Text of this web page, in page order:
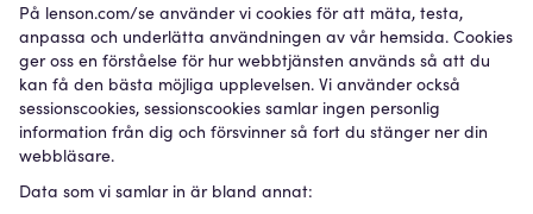
På lenson.com/se använder vi cookies för att mäta, testa,
anpassa och underlätta användningen av vår hemsida. Cookies
ger oss en förståelse för hur webbtjänsten används så att du
kan få den bästa möjliga upplevelsen. Vi använder också
sessionscookies, sessionscookies samlar ingen personlig
information från dig och försvinner så fort du stänger ner din
webbläsare.
Data som vi samlar in är bland annat: